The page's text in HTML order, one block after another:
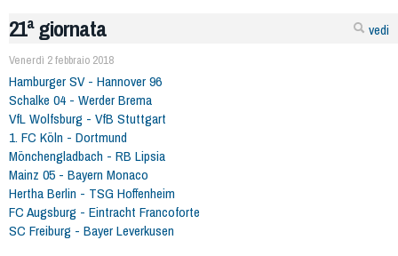
vedi
21ª giornata
Venerdì 2 febbraio 2018
Hamburger SV - Hannover 96
Schalke 04 - Werder Brema
VfL Wolfsburg - VfB Stuttgart
1. FC Köln - Dortmund
Mönchengladbach - RB Lipsia
Mainz 05 - Bayern Monaco
Hertha Berlin - TSG Hoffenheim
FC Augsburg - Eintracht Francoforte
SC Freiburg - Bayer Leverkusen